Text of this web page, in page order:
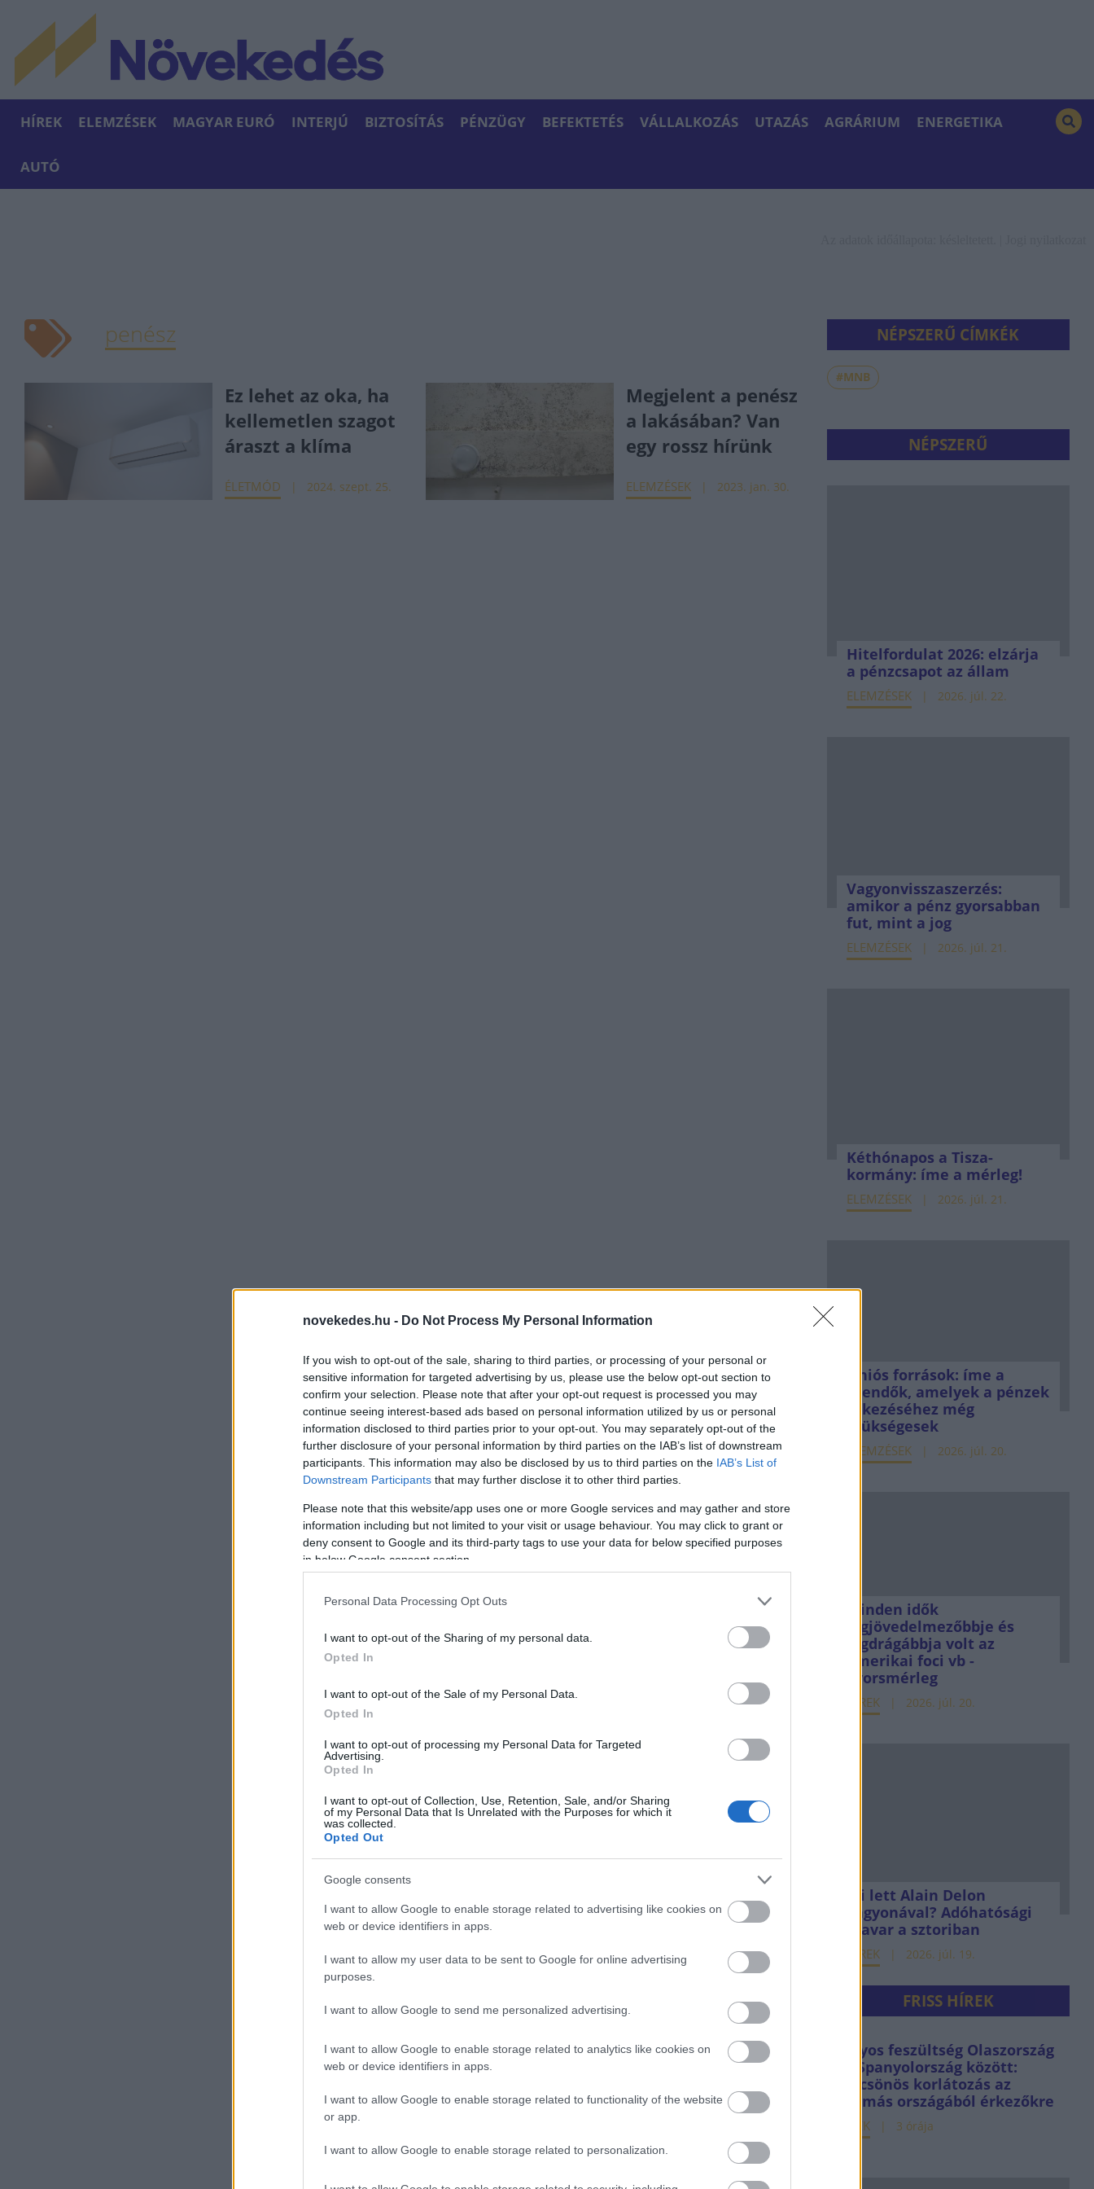
novekedes.hu - Do Not Process My Personal Information
If you wish to opt-out of the sale, sharing to third parties, or processing of your personal or
sensitive information for targeted advertising by us, please use the below opt-out section to
confirm your selection. Please note that after your opt-out request is processed you may
continue seeing interest-based ads based on personal information utilized by us or personal
information disclosed to third parties prior to your opt-out. You may separately opt-out of the
further disclosure of your personal information by third parties on the IAB’s list of downstream
participants. This information may also be disclosed by us to third parties on the IAB’s List of
Downstream Participants that may further disclose it to other third parties.
Please note that this website/app uses one or more Google services and may gather and store
information including but not limited to your visit or usage behaviour. You may click to grant or
deny consent to Google and its third-party tags to use your data for below specified purposes
in below Google consent section.
Personal Data Processing Opt Outs
I want to opt-out of the Sharing of my personal data.
Opted In
I want to opt-out of the Sale of my Personal Data.
Opted In
I want to opt-out of processing my Personal Data for Targeted
Advertising.
Opted In
I want to opt-out of Collection, Use, Retention, Sale, and/or Sharing
of my Personal Data that Is Unrelated with the Purposes for which it
was collected.
Opted Out
Google consents
I want to allow Google to enable storage related to advertising like cookies on
web or device identifiers in apps.
I want to allow my user data to be sent to Google for online advertising
purposes.
I want to allow Google to send me personalized advertising.
I want to allow Google to enable storage related to analytics like cookies on
web or device identifiers in apps.
I want to allow Google to enable storage related to functionality of the website
or app.
I want to allow Google to enable storage related to personalization.
HÍREK ELEMZÉSEK MAGYAR EURÓ INTERJÚ BIZTOSÍTÁS PÉNZÜGY BEFEKTETÉS VÁLLALKOZÁS UTAZÁS AGRÁRIUM ENERGETIKA
AUTÓ
penész
Ez lehet az oka, ha
kellemetlen szagot
áraszt a klíma
ÉLETMÓD 2024. szept. 25.
Megjelent a penész
a lakásában? Van
egy rossz hírünk
ELEMZÉSEK 2023. jan. 30.
NÉPSZERŰ CÍMKÉK
#MNB
NÉPSZERŰ
Hitelfordulat 2026: elzárja
a pénzcsapot az állam
ELEMZÉSEK 2026. júl. 22.
Vagyonvisszaszerzés:
amikor a pénz gyorsabban
fut, mint a jog
ELEMZÉSEK 2026. júl. 21.
Kéthónapos a Tisza-
kormány: íme a mérleg!
ELEMZÉSEK 2026. júl. 21.
Uniós források: íme a
teendők, amelyek a pénzek
érkezéséhez még
szükségesek
ELEMZÉSEK 2026. júl. 20.
Minden idők
legjövedelmezőbbje és
legdrágábbja volt az
amerikai foci vb -
gyorsmérleg
HÍREK 2026. júl. 20.
Mi lett Alain Delon
vagyonával? Adóhatósági
csavar a sztoriban
HÍREK 2026. júl. 19.
FRISS HÍREK
Súlyos feszültség Olaszország
és Spanyolország között:
kölcsönös korlátozás az
egymás országából érkezőkre
HÍREK 3 órája